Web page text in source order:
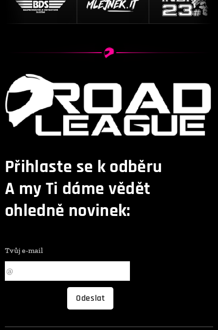
Přihlaste se k odběru
A my Ti dáme vědět
ohledně novinek:
Tvůj e-mail
Odeslat